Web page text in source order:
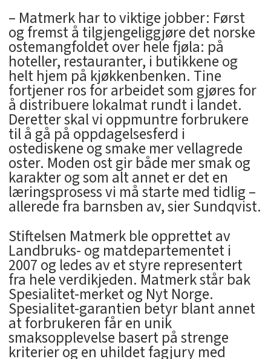
– Matmerk har to viktige jobber: Først
og fremst å tilgjengeliggjøre det norske
ostemangfoldet over hele fjøla: på
hoteller, restauranter, i butikkene og
helt hjem på kjøkkenbenken. Tine
fortjener ros for arbeidet som gjøres for
å distribuere lokalmat rundt i landet.
Deretter skal vi oppmuntre forbrukere
til å gå på oppdagelsesferd i
ostediskene og smake mer vellagrede
oster. Moden ost gir både mer smak og
karakter og som alt annet er det en
læringsprosess vi må starte med tidlig –
allerede fra barnsben av, sier Sundqvist.
Stiftelsen Matmerk ble opprettet av
Landbruks- og matdepartementet i
2007 og ledes av et styre representert
fra hele verdikjeden. Matmerk står bak
Spesialitet-merket og Nyt Norge.
Spesialitet-garantien betyr blant annet
at forbrukeren får en unik
smaksopplevelse basert på strenge
kriterier og en uhildet fagjury med